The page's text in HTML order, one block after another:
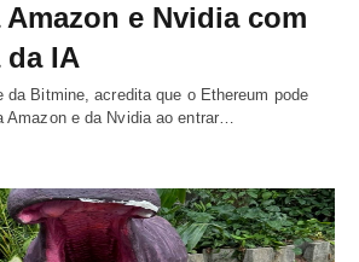
e Nvidia com
da IA
da Bitmine, acredita que o Ethereum pode
Amazon e da Nvidia ao entrar…